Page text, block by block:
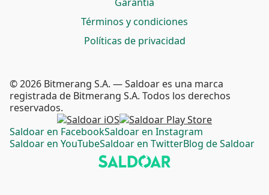
Términos y condiciones
Políticas de privacidad
Saldoar en FacebookSaldoar en Instagram
Saldoar en YouTubeSaldoar en TwitterBlog de Saldoar
© 2026 Bitmerang S.A. — Saldoar es una marca
registrada de Bitmerang S.A. Todos los derechos
reservados.